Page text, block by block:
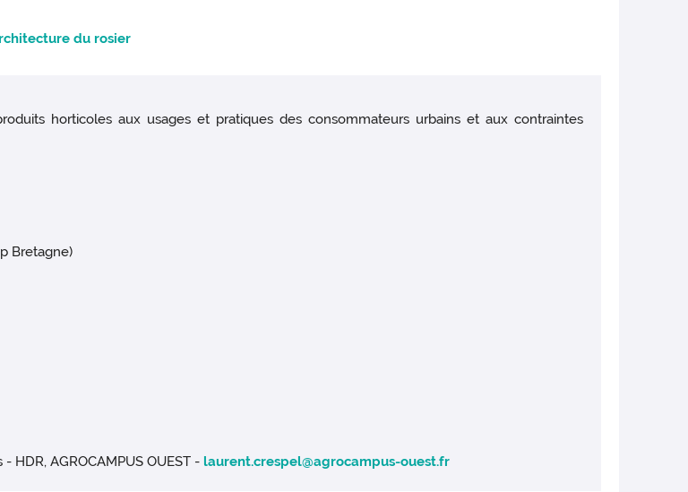
du rosier
horticoles aux usages et pratiques des consommateurs urbains et aux contraintes
Bretagne)
HDR, AGROCAMPUS OUEST - laurent.crespel@agrocampus-ouest.fr